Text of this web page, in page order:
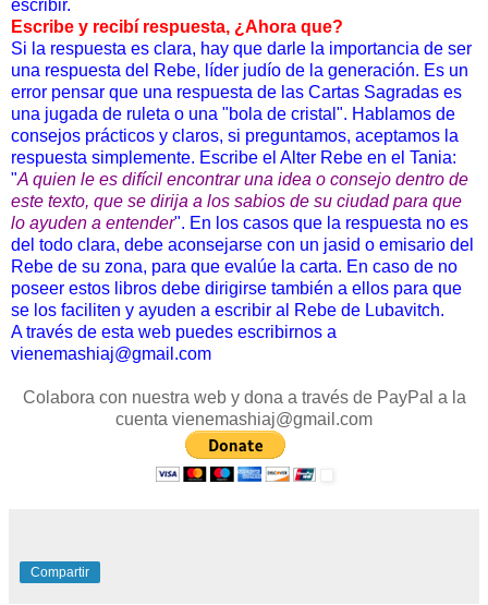
escribir.
Escribe y recibí respuesta, ¿Ahora que?
Si la respuesta es clara, hay que darle la importancia de ser
una respuesta del Rebe, líder judío de la generación. Es un
error pensar que una respuesta de las Cartas Sagradas es
una jugada de ruleta o una "bola de cristal". Hablamos de
consejos prácticos y claros, si preguntamos, aceptamos la
respuesta simplemente. Escribe el Alter Rebe en el Tania:
"A quien le es difícil encontrar una idea o consejo dentro de
este texto, que se dirija a los sabios de su ciudad para que
lo ayuden a entender". En los casos que la respuesta no es
del todo clara, debe aconsejarse con un jasid o emisario del
Rebe de su zona, para que evalúe la carta. En caso de no
poseer estos libros debe dirigirse también a ellos para que
se los faciliten y ayuden a escribir al Rebe de Lubavitch.
A través de esta web puedes escribirnos a
vienemashiaj@gmail.com
Colabora con nuestra web y dona a través de PayPal a la
cuenta vienemashiaj@gmail.com
Compartir